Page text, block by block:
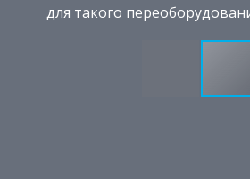
для такого